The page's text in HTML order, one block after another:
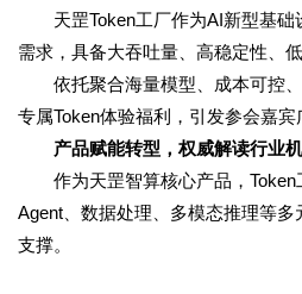
天罡Token工厂作为AI新型基
需求，具备大吞吐量、高稳定性、
依托聚合海量模型、成本可控
专属Token体验福利，引发参会嘉宾
产品赋能转型，权威解读行业
作为天罡智算核心产品，
Agent、数据处理、多模态推理等
支撑。